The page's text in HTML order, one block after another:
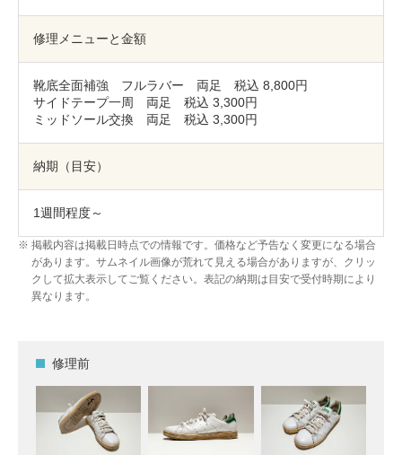
修理メニューと金額
靴底全面補強 フルラバー 両足 税込 8,800円
サイドテープ一周 両足 税込 3,300円
ミッドソール交換 両足 税込 3,300円
納期（目安）
1週間程度～
掲載内容は掲載日時点での情報です。価格など予告なく変更になる場合
があります。サムネイル画像が荒れて見える場合がありますが、クリッ
クして拡大表示してご覧ください。表記の納期は目安で受付時期により
異なります。
修理前